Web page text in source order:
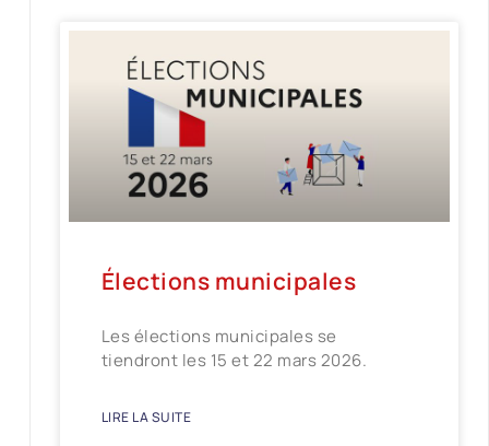
Élections municipales
Les élections municipales se
tiendront les 15 et 22 mars 2026.
LIRE LA SUITE